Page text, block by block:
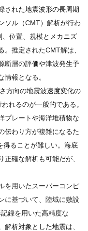
された地震波形の長周期
ソル（CMT）解析が行わ
位置、規模とメカニズ
。推定されたCMT解は、
断層の評価や津波発生予
報となる。
方向の地震波速度変化の
れるのが一般的である。
プレートや海洋堆積物な
伝わり方が複雑になるた
得ることが難しい。海底
確な解析も可能だが、
を用いたスーパーコンピ
に基づいて、陸域に敷設
録を用いた高精度な
析対象とした地震は、